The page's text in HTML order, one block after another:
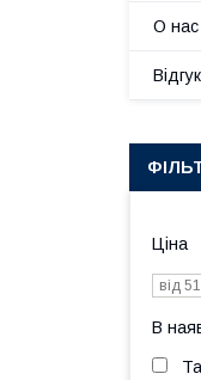
О нас
Ціна
В